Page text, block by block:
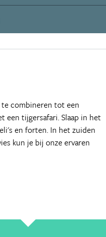
combineren tot een
een tijgersafari. Slaap in het
en forten. In het zuiden
kun je bij onze ervaren